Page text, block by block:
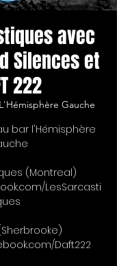
avec
Silences et
222
Gauche
bar l'Hémisphère
(Montreal)
LesSarcasti
Daft222